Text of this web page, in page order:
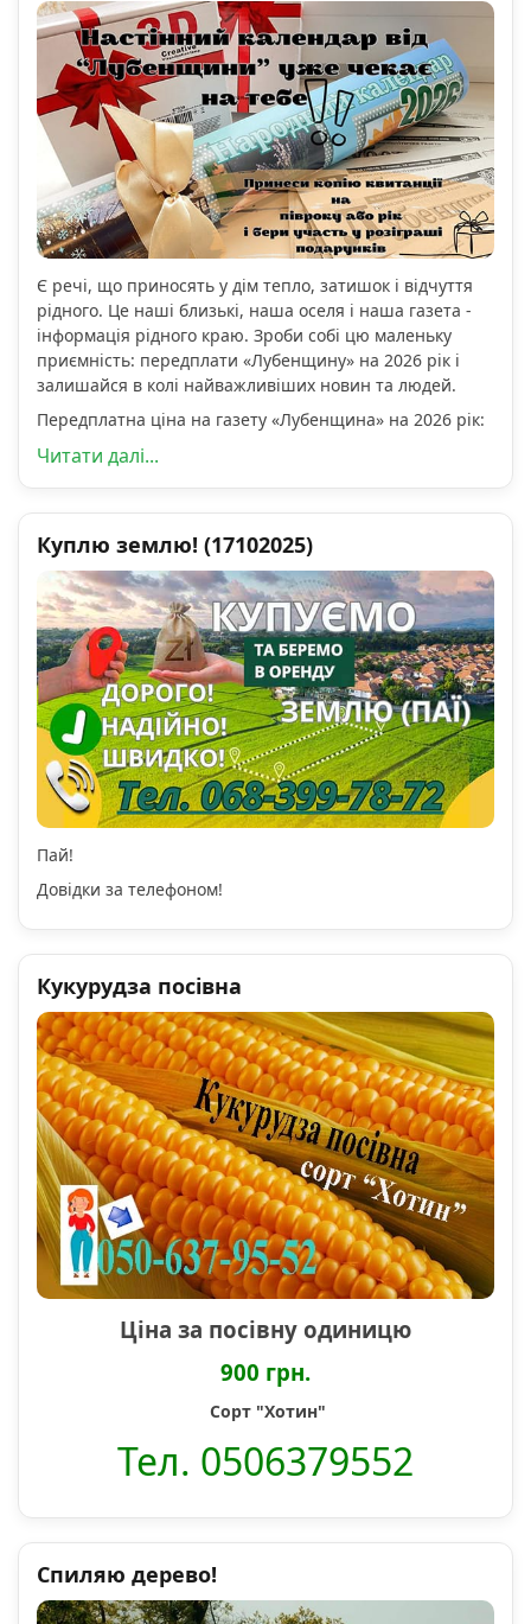
Є речі, що приносять у дім тепло, затишок і відчуття
рідного. Це наші близькі, наша оселя і наша газета -
інформація рідного краю. Зроби собі цю маленьку
приємність: передплати «Лубенщину» на 2026 рік і
залишайся в колі найважливіших новин та людей.
Передплатна ціна на газету «Лубенщина» на 2026 рік:
Читати далі...
Куплю землю! (17102025)
Пай!
Довідки за телефоном!
Кукурудза посівна
Ціна за посівну одиницю
900 грн.
Сорт "Хотин"
Тел. 0506379552
Спиляю дерево!